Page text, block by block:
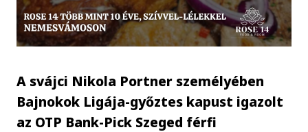
A svájci Nikola Portner személyében
Bajnokok Ligája-győztes kapust igazolt
az OTP Bank-Pick Szeged férfi